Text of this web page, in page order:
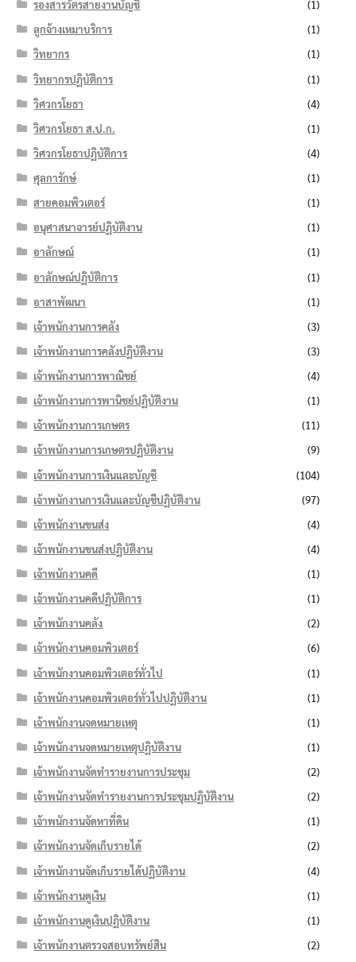
รองสารวัตรสายงานบัญชี
(1)
ลูกจ้างเหมาบริการ
(1)
วิทยากร
(1)
วิทยากรปฏิบัติการ
(1)
วิศวกรโยธา
(4)
วิศวกรโยธา ส.ป.ก.
(1)
วิศวกรโยธาปฏิบัติการ
(4)
ศุลการักษ์
(1)
สายคอมพิวเตอร์
(1)
อนุศาสนาจารย์ปฏิบัติงาน
(1)
อาลักษณ์
(1)
อาลักษณ์ปฏิบัติการ
(1)
อาสาพัฒนา
(1)
เจ้าพนักงานการคลัง
(3)
เจ้าพนักงานการคลังปฏิบัติงาน
(3)
เจ้าพนักงานการพาณิชย์
(4)
เจ้าพนักงานการพานิชย์ปฏิบัติงาน
(1)
เจ้าพนักงานการเกษตร
(11)
เจ้าพนักงานการเกษตรปฏิบัติงาน
(9)
เจ้าพนักงานการเงินและบัญชี
(104)
เจ้าพนักงานการเงินและบัญชีปฏิบัติงาน
(97)
เจ้าพนักงานขนส่ง
(4)
เจ้าพนักงานขนส่งปฏิบัติงาน
(4)
เจ้าพนักงานคดี
(1)
เจ้าพนักงานคดีปฏิบัติการ
(1)
เจ้าพนักงานคลัง
(2)
เจ้าพนักงานคอมพิวเตอร์
(6)
เจ้าพนักงานคอมพิวเตอร์ทั่วไป
(1)
เจ้าพนักงานคอมพิวเตอร์ทั่วไปปฏิบัติงาน
(1)
เจ้าพนักงานจดหมายเหตุ
(1)
เจ้าพนักงานจดหมายเหตุปฏิบัติงาน
(1)
เจ้าพนักงานจัดทำรายงานการประชุม
(2)
เจ้าพนักงานจัดทำรายงานการประชุมปฏิบัติงาน
(2)
เจ้าพนักงานจัดหาที่ดิน
(1)
เจ้าพนักงานจัดเก็บรายได้
(2)
เจ้าพนักงานจัดเก็บรายได้ปฏิบัติงาน
(4)
เจ้าพนักงานดูเงิน
(1)
เจ้าพนักงานดูเงินปฏิบัติงาน
(1)
เจ้าพนักงานตรวจสอบทรัพย์สิน
(2)